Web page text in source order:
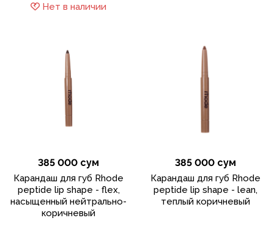
Нет в наличии
385 000 сум
Карандаш для губ Rhode
peptide lip shape - flex,
насыщенный нейтрально-
коричневый
385 000 сум
Карандаш для губ Rhode
peptide lip shape - lean,
теплый коричневый